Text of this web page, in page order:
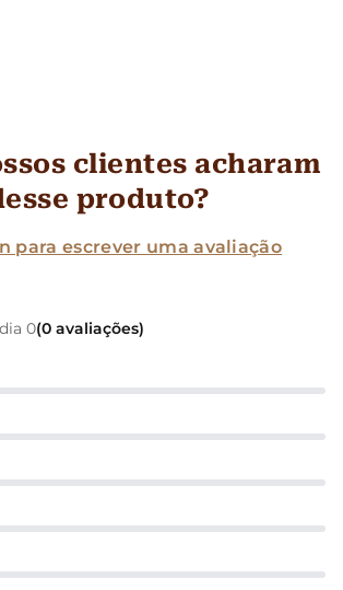
clientes acharam
produto?
para escrever uma avaliação
0(0 avaliações)